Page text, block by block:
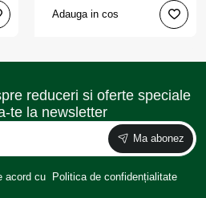
Adauga in cos
reduceri si oferte speciale
te la newsletter
Ma abonez
acord cu Politica de confidențialitate